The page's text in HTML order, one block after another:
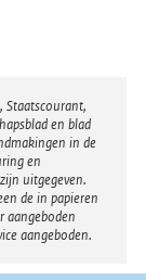
Staatscourant,
en blad
in de
en
uitgegeven.
de in papieren
aangeboden
aangeboden.